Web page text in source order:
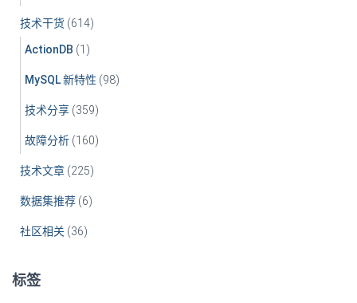
技术干货 (614)
ActionDB (1)
MySQL 新特性 (98)
技术分享 (359)
故障分析 (160)
技术文章 (225)
数据集推荐 (6)
社区相关 (36)
标签